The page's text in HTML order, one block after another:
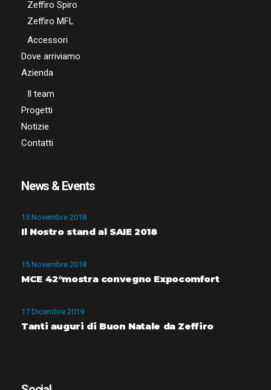
Zeffiro Spiro
Zeffiro MFL
Accessori
Dove arriviamo
Azienda
Il team
Progetti
Notizie
Contatti
News & Events
15 Novembre 2018
Il Nostro stand al SAIE 2018
15 Novembre 2018
MCE 42°mostra convegno Expocomfort
17 Dicembre 2019
Tanti auguri di Buon Natale da Zeffiro